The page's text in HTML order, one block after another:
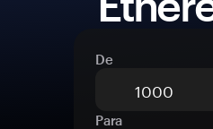
De
Para